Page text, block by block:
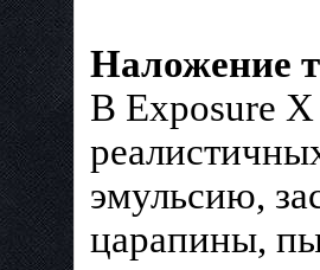
Наложение
В Exposure
эмульсию,
царапины,